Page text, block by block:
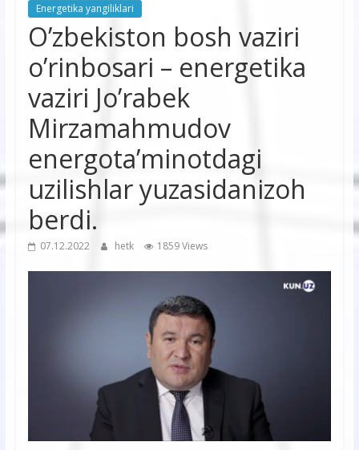
korxonasi”
Energetika yangiliklari
O’zbekiston bosh vaziri
o’rinbosari – energetika
vaziri Jo’rabek
Mirzamahmudov
energota’minotdagi
uzilishlar yuzasidanizoh
berdi.
07.12.2022 hetk 1859 Views